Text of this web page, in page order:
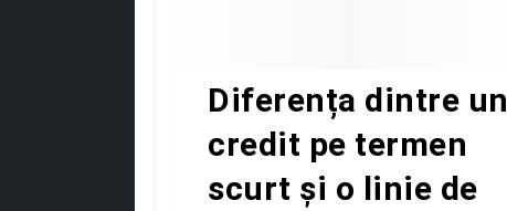
Diferența dintre un
credit pe termen
scurt și o linie de